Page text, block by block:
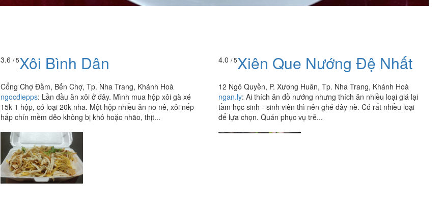
3.6 / 5Xôi Bình Dân
Cổng Chợ Đầm, Bến Chợ, Tp. Nha Trang, Khánh Hoà
ngocdiepps: Lần đầu ăn xôi ở đây. Mình mua hộp xôi gà xé
15k 1 hộp, có loại 20k nha. Một hộp nhiều ăn no nê, xôi nếp
hấp chín mềm dẻo không bị khô hoặc nhão, thịt...
4.0 / 5Xiên Que Nướng Đệ Nhất
12 Ngô Quyền, P. Xương Huân, Tp. Nha Trang, Khánh Hoà
ngan.ly: Ai thích ăn đồ nướng nhưng thích ăn nhiều loại giá lại
tầm học sinh - sinh viên thì nên ghé đây nè. Có rất nhiều loại
để lựa chọn. Quán phục vụ trễ...